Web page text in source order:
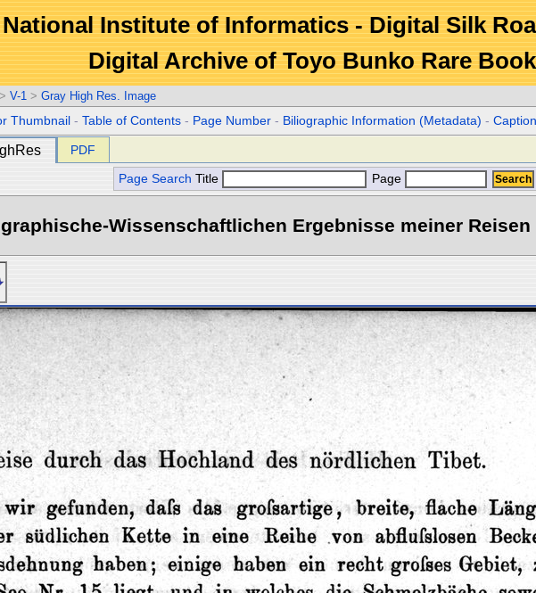
National Institute of Informatics - Digital Silk
Digital Archive of Toyo Bunko Rare
> V-1 > Gray High Res. Image
Thumbnail -Table of Contents - Page Number - Biliographic Information (Metadata) -Caption
PDF
Page Search Title Page
Wissenschaftlichen Ergebnisse meiner